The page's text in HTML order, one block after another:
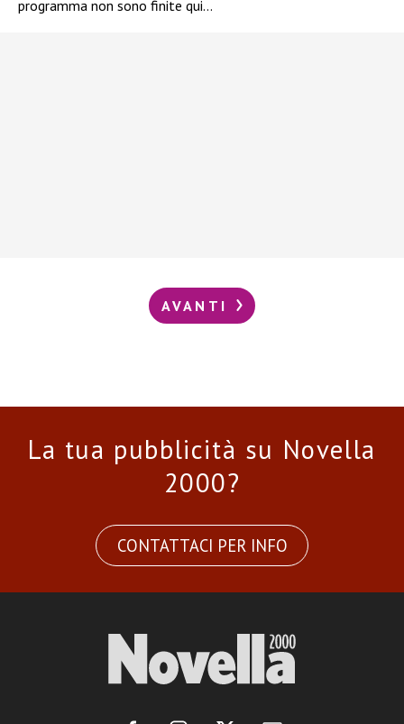
programma non sono finite qui…
AVANTI
La tua pubblicità su Novella
2000?
CONTATTACI PER INFO